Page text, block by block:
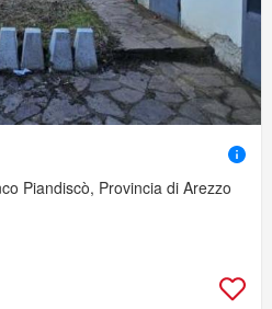
Piandiscò, Provincia di Arezzo